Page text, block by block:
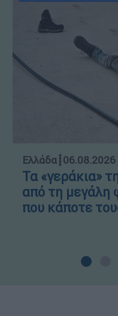
Ελλάδα┋06.08.2026
Τα «γεράκια»
από τη μεγάλη
που κάποτε